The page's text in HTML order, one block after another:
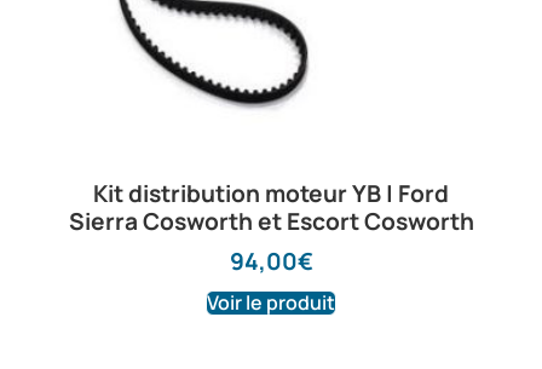
Kit distribution moteur YB | Ford
Sierra Cosworth et Escort Cosworth
94,00€
Voir le produit